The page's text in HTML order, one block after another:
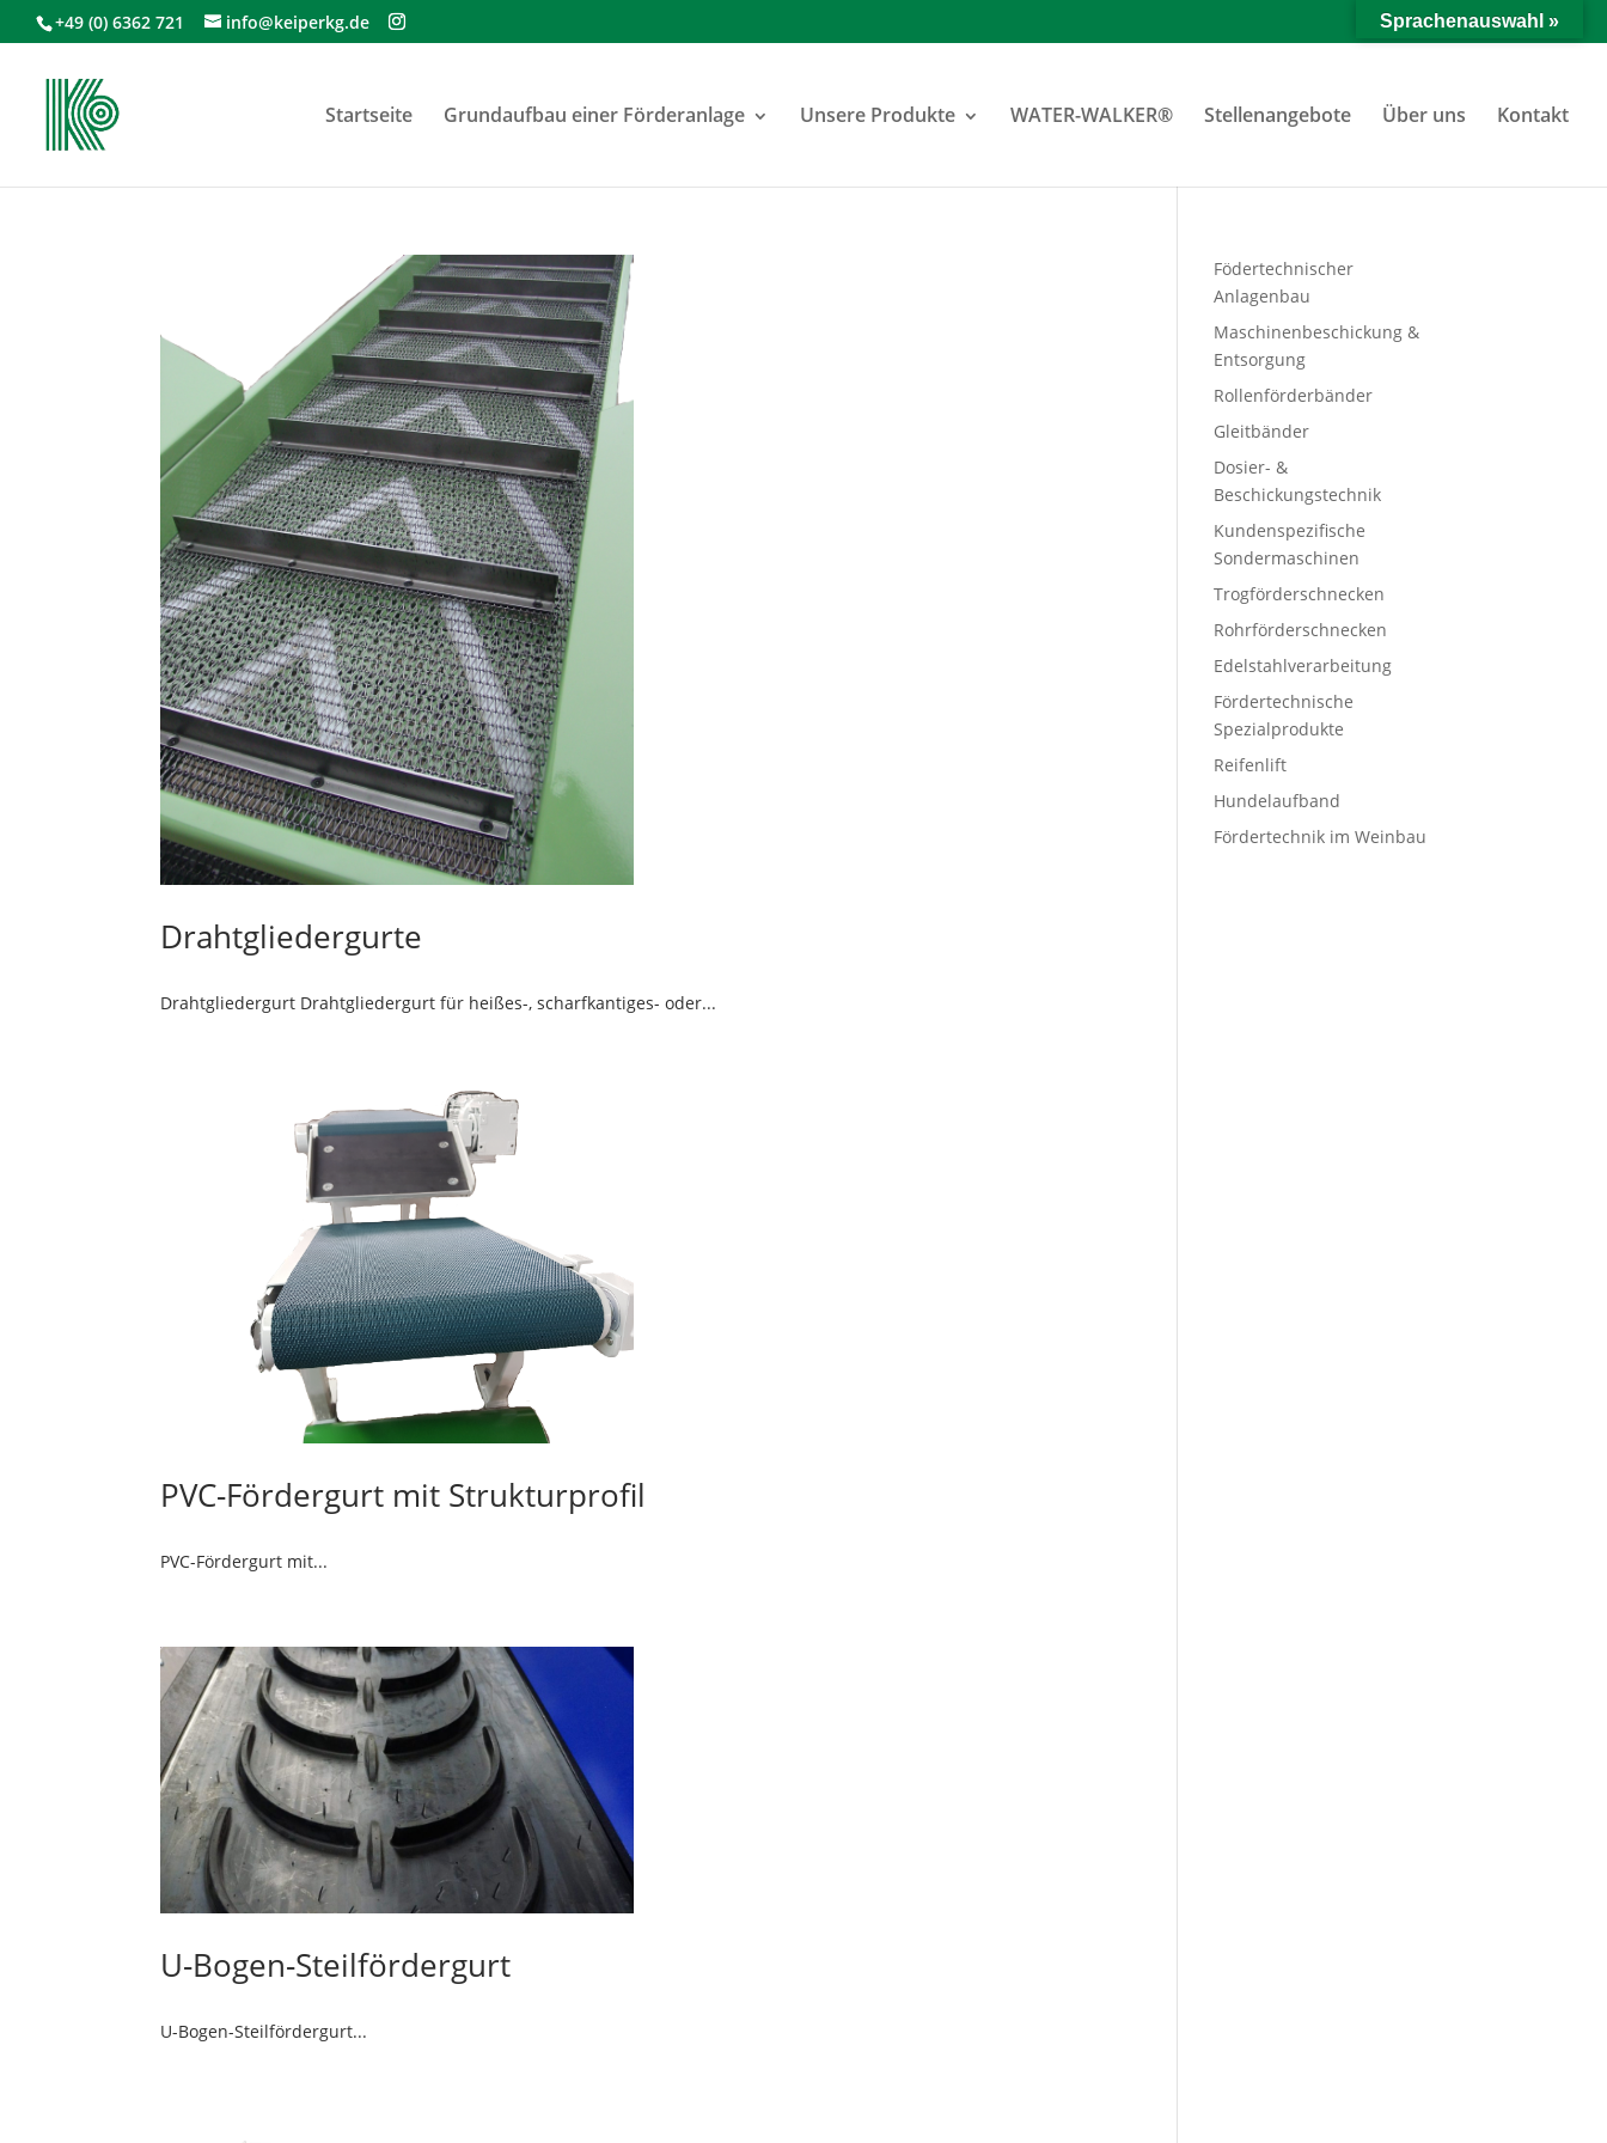
+49 (0) 6362 721 info@keiperkg.de
Startseite Grundaufbau einer Förderanlage Unsere Produkte WATER-WALKER® Stellenangebote Über uns Kontakt
Drahtgliedergurte
Drahtgliedergurt Drahtgliedergurt für heißes-, scharfkantiges- oder...
PVC-Fördergurt mit Strukturprofil
PVC-Fördergurt mit...
U-Bogen-Steilfördergurt
U-Bogen-Steilfördergurt...
Födertechnischer
Anlagenbau
Maschinenbeschickung &
Entsorgung
Rollenförderbänder
Gleitbänder
Dosier- &
Beschickungstechnik
Kundenspezifische
Sondermaschinen
Trogförderschnecken
Rohrförderschnecken
Edelstahlverarbeitung
Fördertechnische
Spezialprodukte
Reifenlift
Hundelaufband
Fördertechnik im Weinbau
Sprachenauswahl »